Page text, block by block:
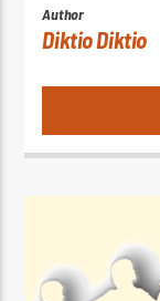
Author
Diktio Diktio